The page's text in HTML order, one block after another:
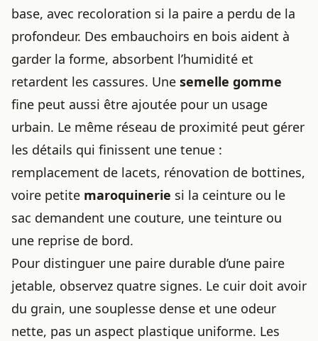
base, avec recoloration si la paire a perdu de la
profondeur. Des embauchoirs en bois aident à
garder la forme, absorbent l’humidité et
retardent les cassures. Une semelle gomme
fine peut aussi être ajoutée pour un usage
urbain. Le même réseau de proximité peut gérer
les détails qui finissent une tenue :
remplacement de lacets, rénovation de bottines,
voire petite maroquinerie si la ceinture ou le
sac demandent une couture, une teinture ou
une reprise de bord.
Pour distinguer une paire durable d’une paire
jetable, observez quatre signes. Le cuir doit avoir
du grain, une souplesse dense et une odeur
nette, pas un aspect plastique uniforme. Les